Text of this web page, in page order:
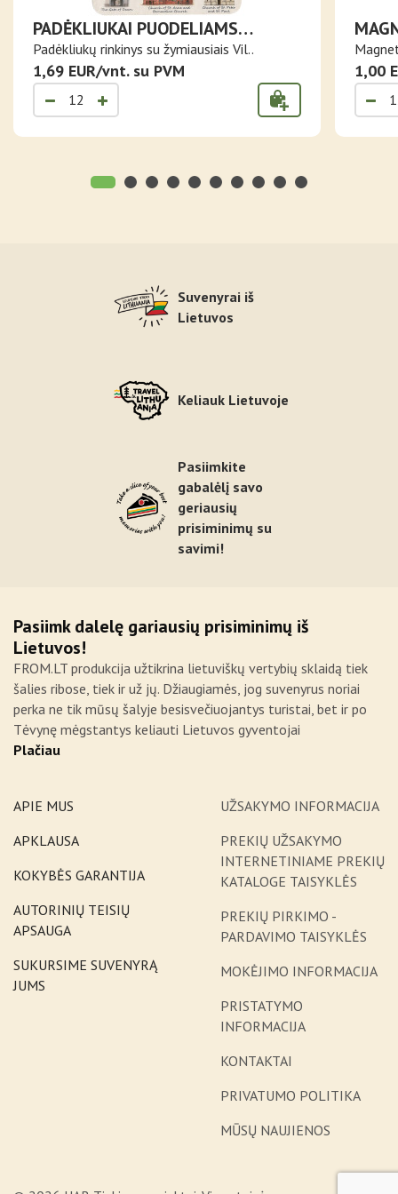
PADĖKLIUKAI PUODELIAMS
ŽYMIAUSI VILNIAUS PASTATAI IR
SIMBOLIAI
Padėkliukų rinkinys su žymiausiais Vil..
1,69 EUR/vnt. su PVM 1,00
Suvenyrai iš
Lietuvos
Keliauk Lietuvoje
Pasiimkite
gabalėlį savo
geriausių
prisiminimų su
savimi!
Pasiimk dalelę gariausių prisiminimų iš
Lietuvos!
FROM.LT produkcija užtikrina lietuviškų vertybių sklaidą tiek
šalies ribose, tiek ir už jų. Džiaugiamės, jog suvenyrus noriai
perka ne tik mūsų šalyje besisvečiuojantys turistai, bet ir po
Tėvynę mėgstantys keliauti Lietuvos gyventojai
Plačiau
APIE MUS
APKLAUSA
KOKYBĖS GARANTIJA
AUTORINIŲ TEISIŲ
APSAUGA
SUKURSIME SUVENYRĄ
JUMS
UŽSAKYMO INFORMACIJA
PREKIŲ UŽSAKYMO
INTERNETINIAME PREKIŲ
KATALOGE TAISYKLĖS
PREKIŲ PIRKIMO -
PARDAVIMO TAISYKLĖS
MOKĖJIMO INFORMACIJA
PRISTATYMO
INFORMACIJA
KONTAKTAI
PRIVATUMO POLITIKA
MŪSŲ NAUJIENOS